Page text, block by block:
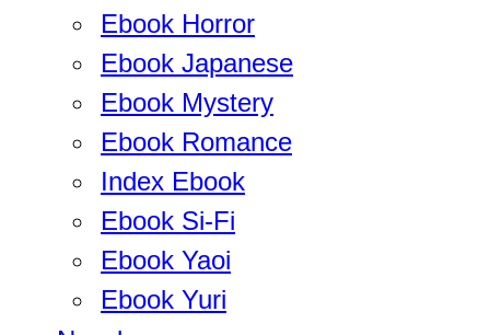
Ebook Horror
Ebook Japanese
Ebook Mystery
Ebook Romance
Index Ebook
Ebook Si-Fi
Ebook Yaoi
Ebook Yuri